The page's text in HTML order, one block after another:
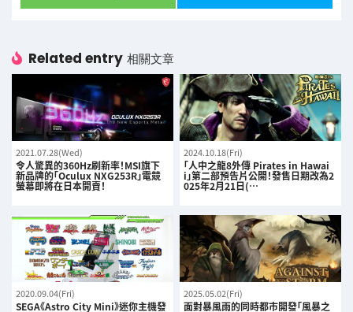
Related entry 相關文章
2021.07.28(Wed)
令人驚異的360Hz刷新率！MSI旗下
新品牌的「Oculux NXG253R」電競
螢幕即將在日本開賣！
2024.10.18(Fri)
「人中之龍8外傳 Pirates in Hawai
i」第二部預告片公開！發售日期改為2
025年2月21日(…
2020.09.04(Fri)
SEGA《Astro City Mini》迷你主機發
2025.05.02(Fri)
面對暴風雨的同時都市開發「風暴之